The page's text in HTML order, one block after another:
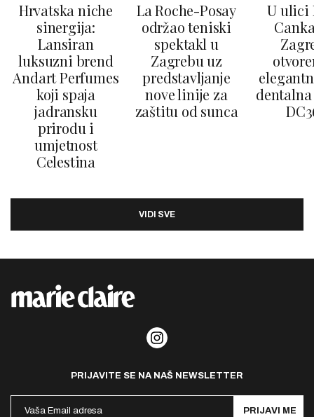
Hrvatska niche
sinergija:
Lansiran
luksuzni brend
Andart Perfumes
koji spaja
jadransku
prirodu i
umjetnost
Celestina
La Roche-Posay
održao teniski
spektakl u
Zagrebu uz
predstavljanje
nove linije za
zaštitu od sunca
U ulici
VIDI SVE
PRIJAVITE SE NA NAŠ NEWSLETTER
PRIJAVI ME